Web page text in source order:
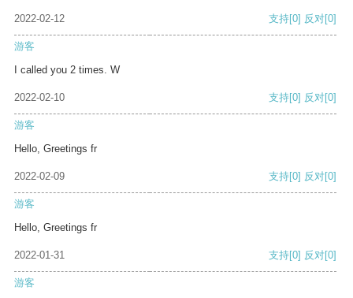
2022-02-12 支持[0] 反对[0]
游客
I called you 2 times. W
2022-02-10 支持[0] 反对[0]
游客
Hello, Greetings fr
2022-02-09 支持[0] 反对[0]
游客
Hello, Greetings fr
2022-01-31 支持[0] 反对[0]
游客